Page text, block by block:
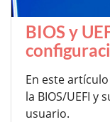
BIOS y
En este
la BIOS/UEFI
usuario.